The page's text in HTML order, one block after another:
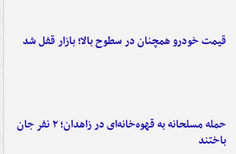
قیمت خودرو همچنان در سطوح بالا؛ بازار قفل شد
حمله مسلحانه به قهوه‌خانه‌ای در زاهدان؛ ۲ نفر جان
باختند